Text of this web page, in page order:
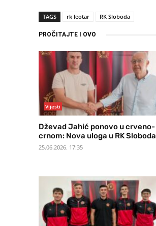
TAGS rk leotar RK Sloboda
PROČITAJTE I OVO
Vijesti
Dževad Jahić ponovo u crveno-
crnom: Nova uloga u RK Sloboda
25.06.2026. 17:35